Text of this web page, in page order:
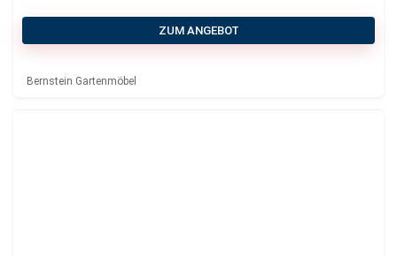
ZUM ANGEBOT
Bernstein Gartenmöbel